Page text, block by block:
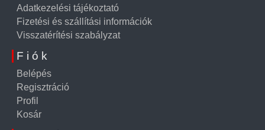
Adatkezelési tájékoztató
Fizetési és szállítási információk
Visszatérítési szabályzat
Fiók
Belépés
Regisztráció
Profil
Kosár